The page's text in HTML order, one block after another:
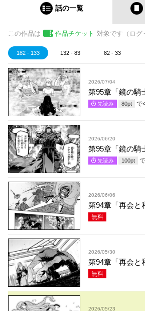
話の一覧
この作品は 作品チケット 対象です（ログ
182 - 133 132 - 83 82 - 33
2026/07/04
第95章「鏡の騎
先読み 80pt で
2026/06/20
第95章「鏡の騎
先読み 100pt
2026/06/06
第94章「再会と
無料
2026/05/30
第94章「再会と
無料
2026/05/23